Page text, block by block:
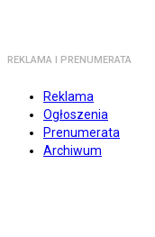
REKLAMA I PRENUMERATA
Reklama
Ogłoszenia
Prenumerata
Archiwum